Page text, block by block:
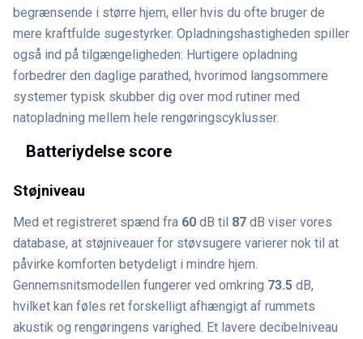
begrænsende i større hjem, eller hvis du ofte bruger de
mere kraftfulde sugestyrker. Opladningshastigheden spiller
også ind på tilgængeligheden: Hurtigere opladning
forbedrer den daglige parathed, hvorimod langsommere
systemer typisk skubber dig over mod rutiner med
natopladning mellem hele rengøringscyklusser.
Batteriydelse score
Støjniveau
Med et registreret spænd fra 60 dB til 87 dB viser vores
database, at støjniveauer for støvsugere varierer nok til at
påvirke komforten betydeligt i mindre hjem.
Gennemsnitsmodellen fungerer ved omkring 73.5 dB,
hvilket kan føles ret forskelligt afhængigt af rummets
akustik og rengøringens varighed. Et lavere decibelniveau